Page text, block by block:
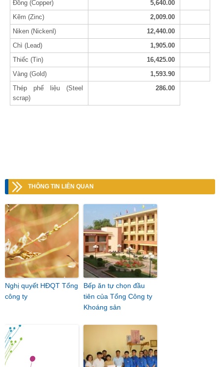
Đồng (Copper)
5,640.00
Kẽm (Zinc)
2,009.00
Niken (Nickenl)
12,440.00
Chì (Lead)
1,905.00
Thiếc (Tin)
16,425.00
Vàng (Gold)
1,593.90
Thép phế liệu (Steel
scrap)
286.00
THÔNG TIN LIÊN QUAN
Nghị quyết HĐQT Tổng
công ty
Bếp ăn tự chọn đầu
tiên của Tổng Công ty
Khoáng sản